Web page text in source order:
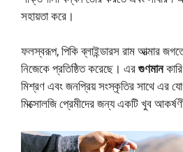
সহায়তা করে।
ফলস্বরূপ, পিকি ব্লাইন্ডারস রাম আত্মার
নিজেকে প্রতিষ্ঠিত করেছে। এর গুণমান
মিশ্রণ এবং জনপ্রিয় সংস্কৃতির সাথে এর
মিক্সোলজি প্রেমীদের জন্য একটি খুব